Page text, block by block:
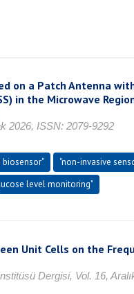
on a Patch Antenna
in the Microwave
2026, ISSN: 2079-9292
biosensor" "non-invasive
level monitoring"
Unit Cells on the
Dergisi, Vol. 16,